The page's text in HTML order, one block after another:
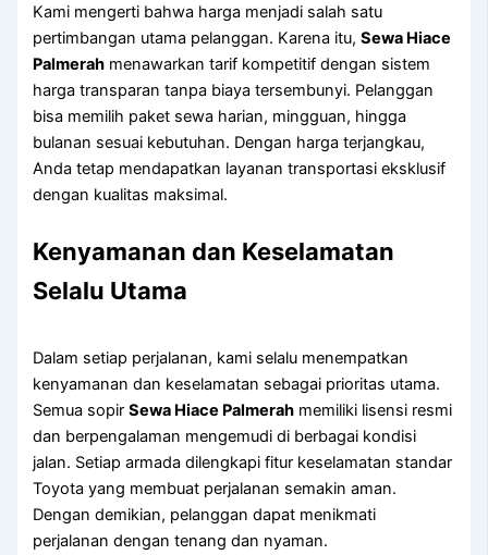
Kami mengerti bahwa harga menjadi salah satu
pertimbangan utama pelanggan. Karena itu,Sewa Hiace
Palmerah menawarkan tarif kompetitif dengan sistem
harga transparan tanpa biaya tersembunyi. Pelanggan
bisa memilih paket sewa harian, mingguan, hingga
bulanan sesuai kebutuhan. Dengan harga terjangkau,
Anda tetap mendapatkan layanan transportasi eksklusif
dengan kualitas maksimal.
Kenyamanan dan Keselamatan
Selalu Utama
Dalam setiap perjalanan, kami selalu menempatkan
kenyamanan dan keselamatan sebagai prioritas utama.
Semua sopirSewa Hiace Palmerah memiliki lisensi resmi
dan berpengalaman mengemudi di berbagai kondisi
jalan. Setiap armada dilengkapi fitur keselamatan standar
Toyota yang membuat perjalanan semakin aman.
Dengan demikian, pelanggan dapat menikmati
perjalanan dengan tenang dan nyaman.